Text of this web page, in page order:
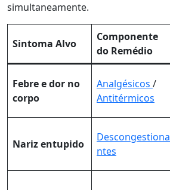
simultaneamente.
Sintoma Alvo
Componente
do Remédio
Febre e dor no
corpo
Analgésicos /
Antitérmicos
Nariz entupido
Descongestiona
ntes